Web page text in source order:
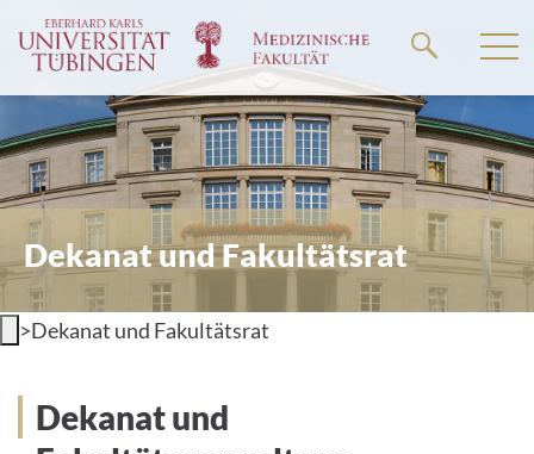
zum
Dekanat und Fakultätsrat
>Dekanat und Fakultätsrat
Dekanat und